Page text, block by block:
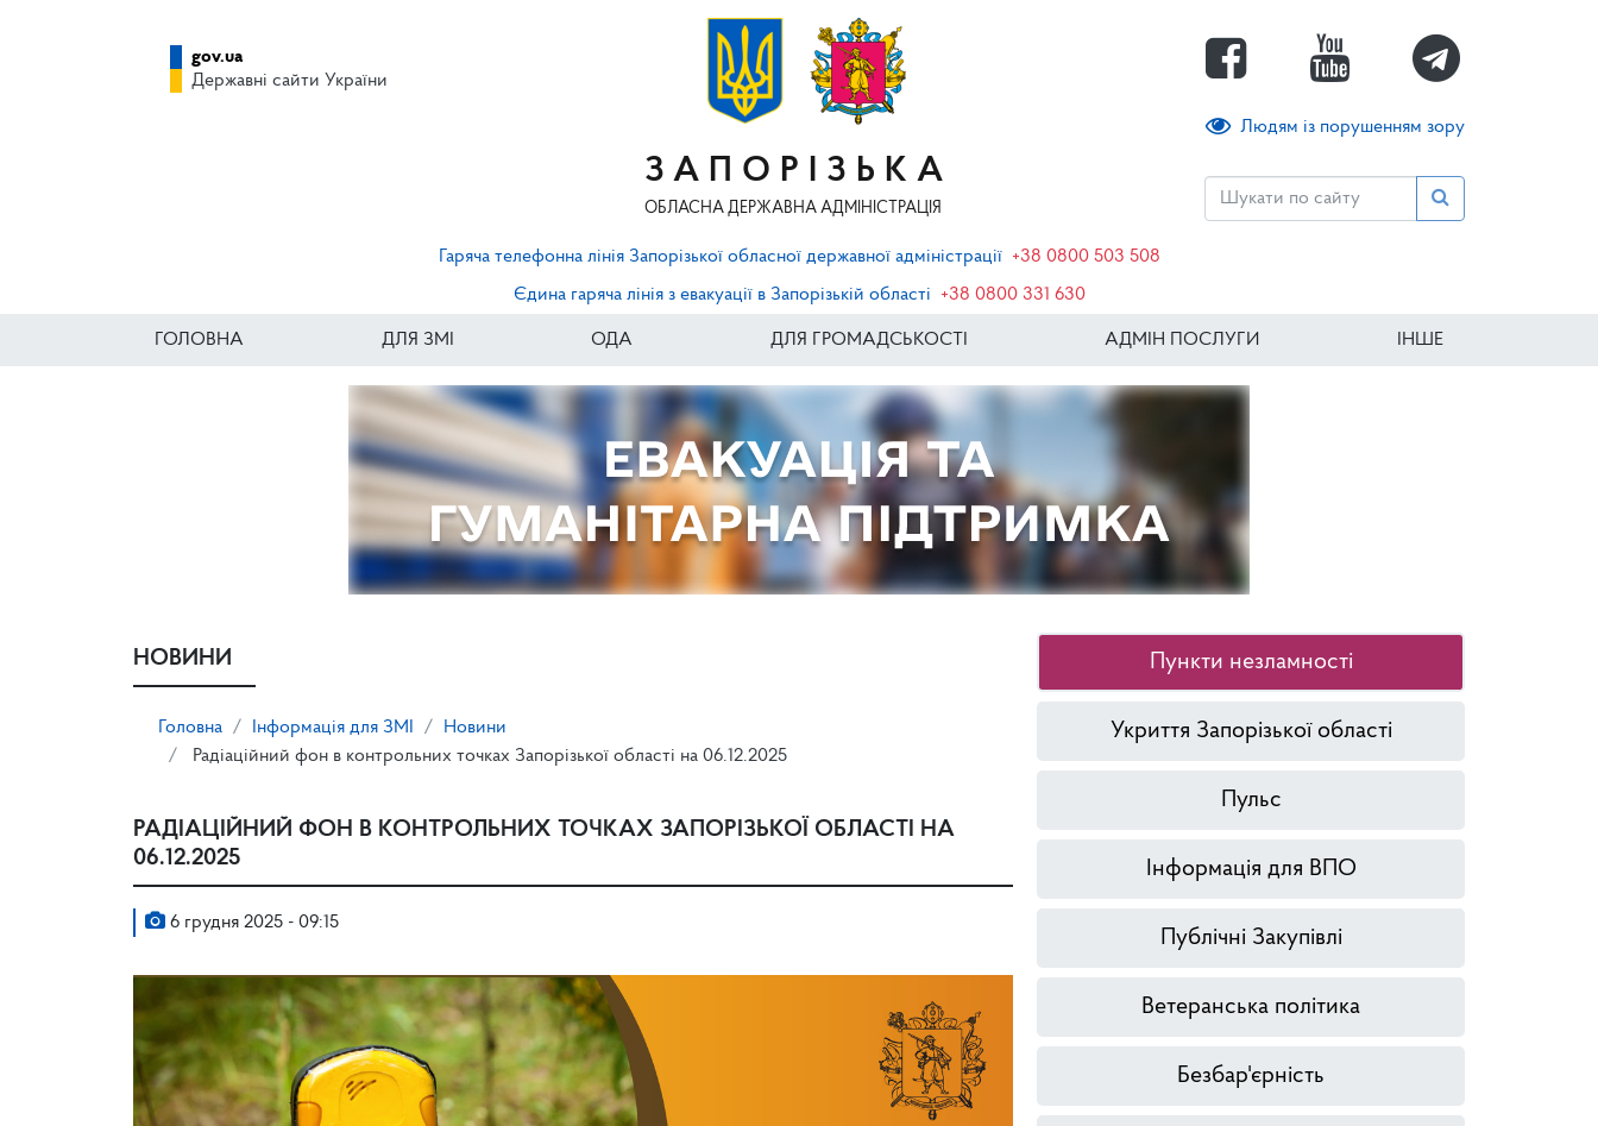
ЗАПОРІЗЬКА
ОБЛАСНА ДЕРЖАВНА АДМІНІСТРАЦІЯ
Людям із порушенням зору
gov.ua
Державні сайти України
Гаряча телефонна лінія Запорізької обласної державної адміністрації +38 0800 503 508
Єдина гаряча лінія з евакуації в Запорізькій області
+38 0800 331 630
ГОЛОВНА ДЛЯ ЗМІ ОДА ДЛЯ ГРОМАДСЬКОСТІ АДМІН ПОСЛУГИ ІНШЕ
НОВИНИ
Головна Інформація для ЗМІ
Новини
Радіаційний фон в контрольних точках Запорізької області на 06.12.2025
РАДІАЦІЙНИЙ ФОН В КОНТРОЛЬНИХ ТОЧКАХ ЗАПОРІЗЬКОЇ ОБЛАСТІ НА
06.12.2025
6 грудня 2025 - 09:15
Пункти незламності
Укриття Запорізької області
Пульс
Інформація для ВПО
Публічні Закупівлі
Ветеранська політика
Безбар'єрність